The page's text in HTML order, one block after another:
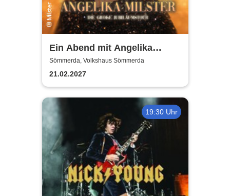
Ein Abend mit Angelika
Milster - Jubiläumstournee
2027
Sömmerda, Volkshaus Sömmerda
21.02.2027
19:30 Uhr